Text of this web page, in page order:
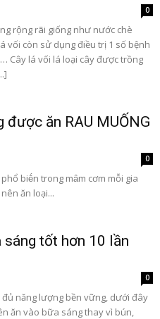
0
rộng rãi giống như nước chè
vối còn sử dụng điều trị 1 số bệnh
Cây lá vối lá loại cây được trồng
ăn RAU MUỐNG
0
biḗn trong mȃm cơm mỗi gia
ăn loại...
sáng tốt hơn 10 lần
0
năng lượng bền vững, dưới đây
ăn vào bữa sáng thay vì bún,